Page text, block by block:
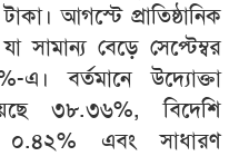
আগস্টে প্রাতিষ্ঠানিক
বেড়ে সেপ্টেম্বর
এ। বর্তমানে উদ্যোক্তা
৩৮.৩৬%, বিদেশি
০.৪২% এবং সাধারণ